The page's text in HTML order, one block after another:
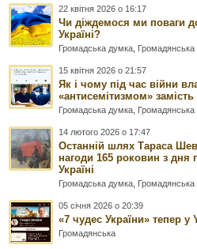
22 квітня 2026 о 16:17
Чи діждемося ми поваги
Україні?
Громадська думка Громадянська
15 квітня 2026 о 21:57
Як і чому під час війни
«антисемітизмом»
Громадська думка Громадянська
14 лютого 2026 о 17:47
Останній шлях Тараса
нагоди 165 роковин з дня
Україні
Громадська думка Громадянська
05 січня 2026 о 20:39
«7 чудес України» тепер у
Громадянська